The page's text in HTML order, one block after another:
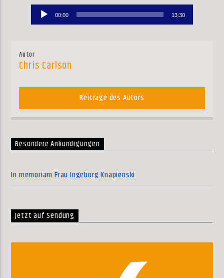
Audio-
00:00 13:30
Autor
Chris Carlson
Beiträge des Autors
Besondere Ankündigungen
In memoriam Frau Ingeborg Knapienski
Jetzt auf Sendung